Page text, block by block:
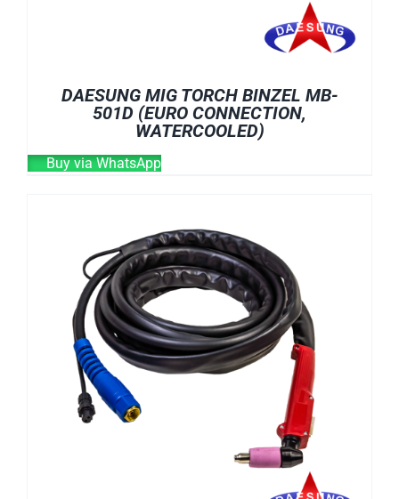
DAESUNG MIG TORCH BINZEL MB-
501D (EURO CONNECTION,
WATERCOOLED)
Buy via WhatsApp